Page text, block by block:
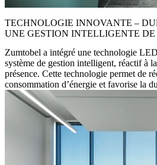
TECHNOLOGIE INNOVANTE –
UNE GESTION INTELLIGENTE
Zumtobel a intégré une technologie
système de gestion intelligent, réactif à
présence. Cette technologie permet de
consommation d’énergie et favorise la